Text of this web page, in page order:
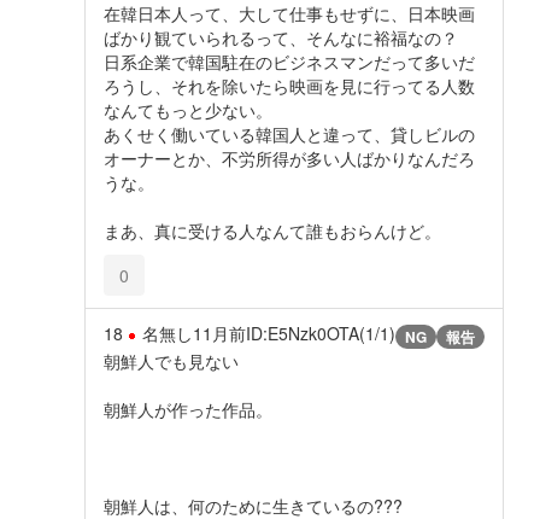
在韓日本人って、大して仕事もせずに、日本映画
ばかり観ていられるって、そんなに裕福なの？
日系企業で韓国駐在のビジネスマンだって多いだ
ろうし、それを除いたら映画を見に行ってる人数
なんてもっと少ない。
あくせく働いている韓国人と違って、貸しビルの
オーナーとか、不労所得が多い人ばかりなんだろ
うな。
まあ、真に受ける人なんて誰もおらんけど。
0
18 名無し11月前ID:E5Nzk0OTA(1/1) NG 報告
朝鮮人でも見ない
朝鮮人が作った作品。
朝鮮人は、何のために生きているの???